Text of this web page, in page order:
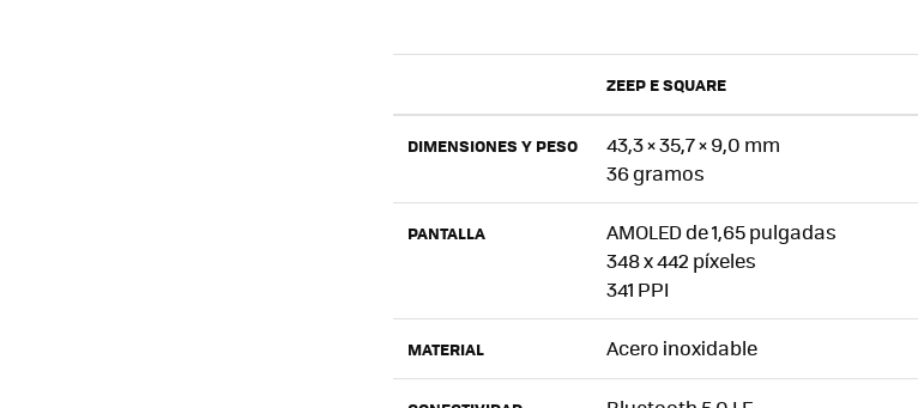
ZEEP E SQUARE
DIMENSIONES Y PESO
43,3 × 35,7 × 9,0 mm
36 gramos
PANTALLA
AMOLED de 1,65 pulgadas
348 x 442 píxeles
341 PPI
MATERIAL Acero inoxidable